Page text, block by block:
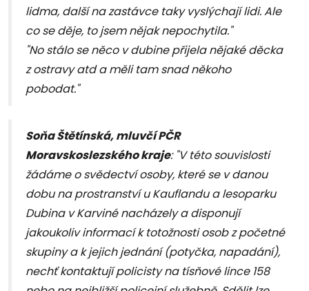
lidma, další na zastávce taky vyslýchají lidi. Ale
co se děje, to jsem nějak nepochytila."
"No stálo se něco v dubine přijela nějaké děcka
z ostravy atd a měli tam snad někoho
pobodat."
Soňa Štětínská, mluvčí PČR
Moravskoslezského kraje: "V této souvislosti
žádáme o svědectví osoby, které se v danou
dobu na prostranství u Kauflandu a lesoparku
Dubina v Karviné nacházely a disponují
jakoukoliv informací k totožnosti osob z početné
skupiny a k jejich jednání (potyčka, napadání),
nechť kontaktují policisty na tísňové lince 158